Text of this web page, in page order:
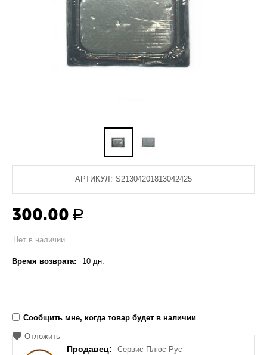
АРТИКУЛ: S21304201813042425
300.00 Р
Нет в наличии
Время возврата: 10 дн.
Сообщить мне, когда товар будет в наличии
Отложить
Продавец:
Сервис Плюс Рус